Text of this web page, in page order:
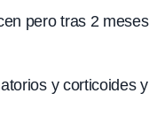
pero tras 2
y corticoides